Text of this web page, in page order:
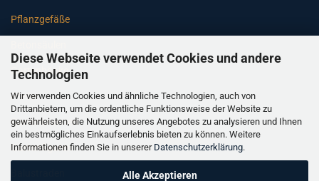
Diese Webseite verwendet Cookies und andere
Technologien
Wir verwenden Cookies und ähnliche Technologien, auch von
Drittanbietern, um die ordentliche Funktionsweise der Website zu
gewährleisten, die Nutzung unseres Angebotes zu analysieren und Ihnen
ein bestmögliches Einkaufserlebnis bieten zu können. Weitere
Informationen finden Sie in unserer Datenschutzerklärung.
Alle Akzeptieren
Pflanzgefäße
Gartenbänke
Pfeiler
Gartenbrunnen
Gartenfiguren